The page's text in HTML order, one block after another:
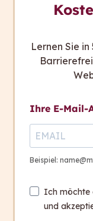
Lernen Sie
Ihre E-Mail-
Beispiel:
Ich möchte
und